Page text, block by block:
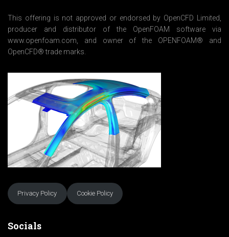
*
This offering is not approved or endorsed by OpenCFD Limited,
producer and distributor of the OpenFOAM software via
www.openfoam.com, and owner of the OPENFOAM® and
OpenCFD® trade marks.
Privacy Policy Cookie Policy
Socials